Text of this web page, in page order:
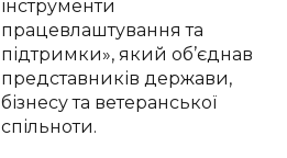
інструменти
працевлаштування та
підтримки», який об’єднав
представників держави,
бізнесу та ветеранської
спільноти.